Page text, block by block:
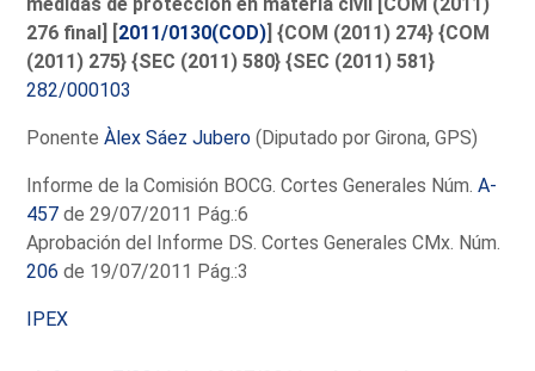
276 final] [2011/0130(COD)] {COM (2011) 274} {COM
(2011) 275} {SEC (2011) 580} {SEC (2011) 581}
282/000103
PonenteÀlex Sáez Jubero (Diputado por Girona, GPS)
Informe de la Comisión BOCG. Cortes Generales Núm.A-
457 de 29/07/2011 Pág.:6
Aprobación del Informe DS. Cortes Generales CMx. Núm.
206 de 19/07/2011 Pág.:3
IPEX